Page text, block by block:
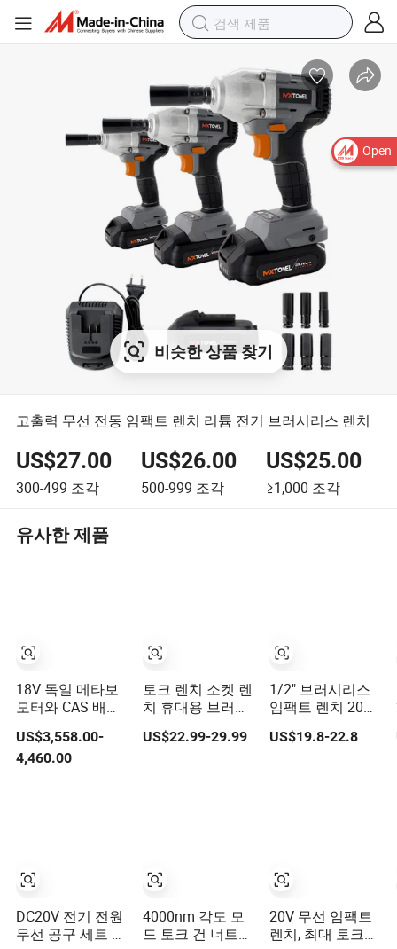
Open
비슷한 상품 찾기
고출력 무선 전동 임팩트 렌치 리튬 전기 브러시리스 렌치
US$27.00
300-499 조각
US$26.00
500-999 조각
US$25.00
≥1,000 조각
유사한 제품
18V 독일 메타보
모터와 CAS 배터
리가 장착된 무선
각도 전동 토크 렌
치 5000nm 전동
US$3,558.00-
4,460.00
DC20V 전기 전원
무선 공구 세트 리
토크 렌치 소켓 렌
치 휴대용 브러시
리스 렌치 세트 전
기 무선 임팩트 렌
US$22.99-29.99
4000nm 각도 모
드 토크 건 너트
1/2" 브러시리스
임팩트 렌치 20V
430n. M 무선 전
문 등급 키트
US$19.8-22.8
20V 무선 임팩트
렌치, 최대 토크